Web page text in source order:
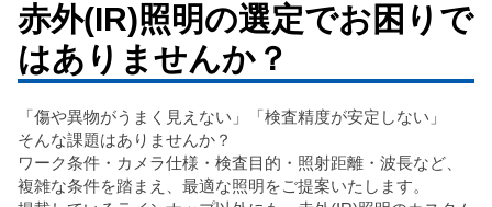
赤外(IR)照明の選定でお困りで
はありませんか？
「傷や異物がうまく見えない」「検査精度が安定しない」
そんな課題はありませんか？
ワーク条件・カメラ仕様・検査目的・照射距離・波長など、
複雑な条件を踏まえ、最適な照明をご提案いたします。